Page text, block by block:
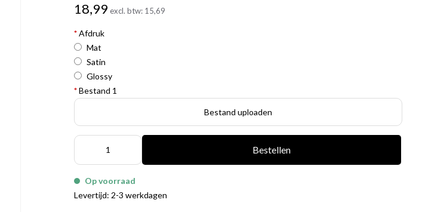
18,99 excl. btw: 15,69
*Afdruk
Mat
Satin
Glossy
*Bestand 1
Bestand uploaden
Bestellen
Op voorraad
Levertijd: 2-3 werkdagen